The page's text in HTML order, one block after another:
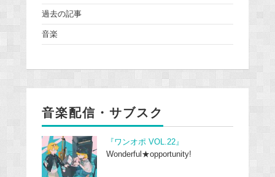
過去の記事
音楽
音楽配信・サブスク
『ワンオポ VOL.22』
Wonderful★opportunity!